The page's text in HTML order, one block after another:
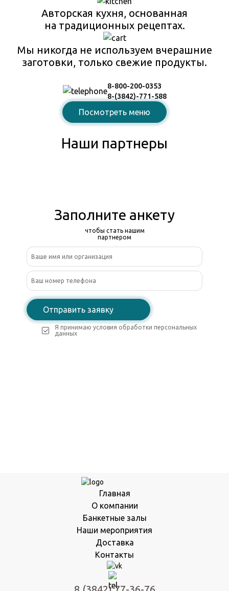
Авторская кухня, основанная
на традиционных рецептах.
Мы никогда не используем вчерашние
заготовки, только свежие продукты.
Посмотреть меню
8-800-200-0353
8-(3842)-771-588
Наши партнеры
Заполните анкету
чтобы стать нашим
партнером
Отправить заявку
Я принимаю условия обработки персональных
данных
Главная
О компании
Банкетные залы
Наши мероприятия
Доставка
Контакты